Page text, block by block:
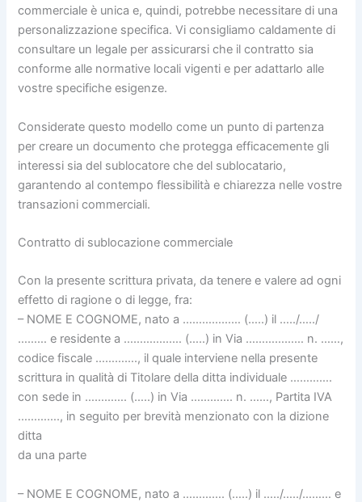
commerciale è unica e, quindi, potrebbe necessitare di una
personalizzazione specifica. Vi consigliamo caldamente di
consultare un legale per assicurarsi che il contratto sia
conforme alle normative locali vigenti e per adattarlo alle
vostre specifiche esigenze.
Considerate questo modello come un punto di partenza
per creare un documento che protegga efficacemente gli
interessi sia del sublocatore che del sublocatario,
garantendo al contempo flessibilità e chiarezza nelle vostre
transazioni commerciali.
Contratto di sublocazione commerciale
Con la presente scrittura privata, da tenere e valere ad ogni
effetto di ragione o di legge, fra:
– NOME E COGNOME, nato a ……………… (…..) il …../…../
……… e residente a ……………… (…..) in Via ……………… n. ……,
codice fiscale …………., il quale interviene nella presente
scrittura in qualità di Titolare della ditta individuale ………….
con sede in …………. (…..) in Via …………. n. ……, Partita IVA
…………., in seguito per brevità menzionato con la dizione
ditta
da una parte
– NOME E COGNOME, nato a …………. (…..) il …../…../……… e